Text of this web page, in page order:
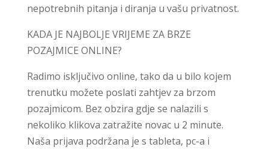
nepotrebnih pitanja i diranja u vašu privatnost.
KADA JE NAJBOLJE VRIJEME ZA BRZE
POZAJMICE ONLINE?
Radimo isključivo online, tako da u bilo kojem
trenutku možete poslati zahtjev za brzom
pozajmicom. Bez obzira gdje se nalazili s
nekoliko klikova zatražite novac u 2 minute.
Naša prijava podržana je s tableta, pc-a i